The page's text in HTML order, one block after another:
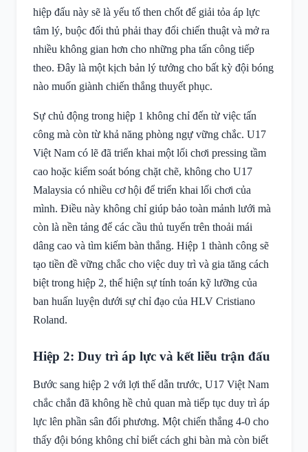
hiệp đấu này sẽ là yếu tố then chốt để giải tỏa áp lực
tâm lý, buộc đối thủ phải thay đổi chiến thuật và mở ra
nhiều không gian hơn cho những pha tấn công tiếp
theo. Đây là một kịch bản lý tưởng cho bất kỳ đội bóng
nào muốn giành chiến thắng thuyết phục.
Sự chủ động trong hiệp 1 không chỉ đến từ việc tấn
công mà còn từ khả năng phòng ngự vững chắc. U17
Việt Nam có lẽ đã triển khai một lối chơi pressing tầm
cao hoặc kiểm soát bóng chặt chẽ, không cho U17
Malaysia có nhiều cơ hội để triển khai lối chơi của
mình. Điều này không chỉ giúp bảo toàn mảnh lưới mà
còn là nền tảng để các cầu thủ tuyến trên thoải mái
dâng cao và tìm kiếm bàn thắng. Hiệp 1 thành công sẽ
tạo tiền đề vững chắc cho việc duy trì và gia tăng cách
biệt trong hiệp 2, thể hiện sự tính toán kỹ lưỡng của
ban huấn luyện dưới sự chỉ đạo của HLV Cristiano
Roland.
Hiệp 2: Duy trì áp lực và kết liễu trận đấu
Bước sang hiệp 2 với lợi thế dẫn trước, U17 Việt Nam
chắc chắn đã không hề chủ quan mà tiếp tục duy trì áp
lực lên phần sân đối phương. Một chiến thắng 4-0 cho
thấy đội bóng không chỉ biết cách ghi bàn mà còn biết